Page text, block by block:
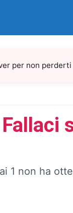
per non
1 non ha